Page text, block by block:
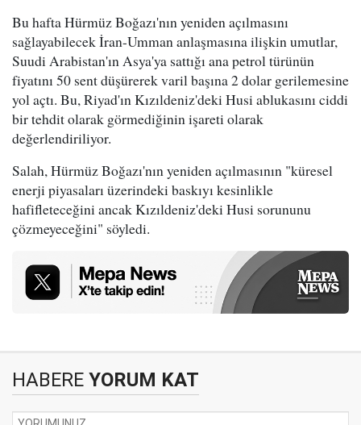
Bu hafta Hürmüz Boğazı'nın yeniden açılmasını
sağlayabilecek İran-Umman anlaşmasına ilişkin umutlar,
Suudi Arabistan'ın Asya'ya sattığı ana petrol türünün
fiyatını 50 sent düşürerek varil başına 2 dolar gerilemesine
yol açtı. Bu, Riyad'ın Kızıldeniz'deki Husi ablukasını ciddi
bir tehdit olarak görmediğinin işareti olarak
değerlendiriliyor.
Salah, Hürmüz Boğazı'nın yeniden açılmasının "küresel
enerji piyasaları üzerindeki baskıyı kesinlikle
hafifleteceğini ancak Kızıldeniz'deki Husi sorununu
çözmeyeceğini" söyledi.
HABERE YORUM KAT